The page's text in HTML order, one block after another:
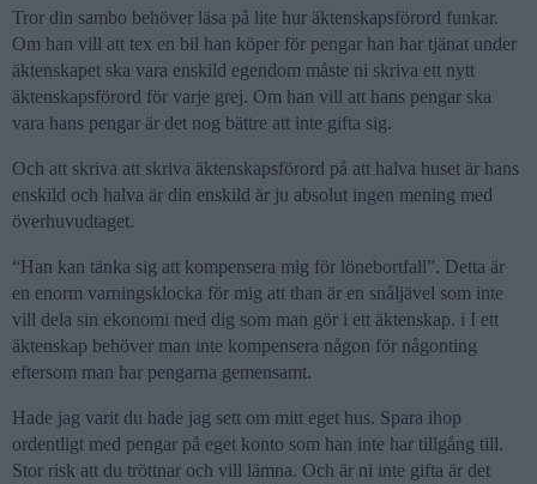
Tror din sambo behöver läsa på lite hur äktenskapsförord funkar.
Om han vill att tex en bil han köper för pengar han har tjänat under
äktenskapet ska vara enskild egendom måste ni skriva ett nytt
äktenskapsförord för varje grej. Om han vill att hans pengar ska
vara hans pengar är det nog bättre att inte gifta sig.
Och att skriva att skriva äktenskapsförord på att halva huset är hans
enskild och halva är din enskild är ju absolut ingen mening med
överhuvudtaget.
“Han kan tänka sig att kompensera mig för lönebortfall”. Detta är
en enorm varningsklocka för mig att than är en snåljävel som inte
vill dela sin ekonomi med dig som man gör i ett äktenskap. i I ett
äktenskap behöver man inte kompensera någon för någonting
eftersom man har pengarna gemensamt.
Hade jag varit du hade jag sett om mitt eget hus. Spara ihop
ordentligt med pengar på eget konto som han inte har tillgång till.
Stor risk att du tröttnar och vill lämna. Och är ni inte gifta är det